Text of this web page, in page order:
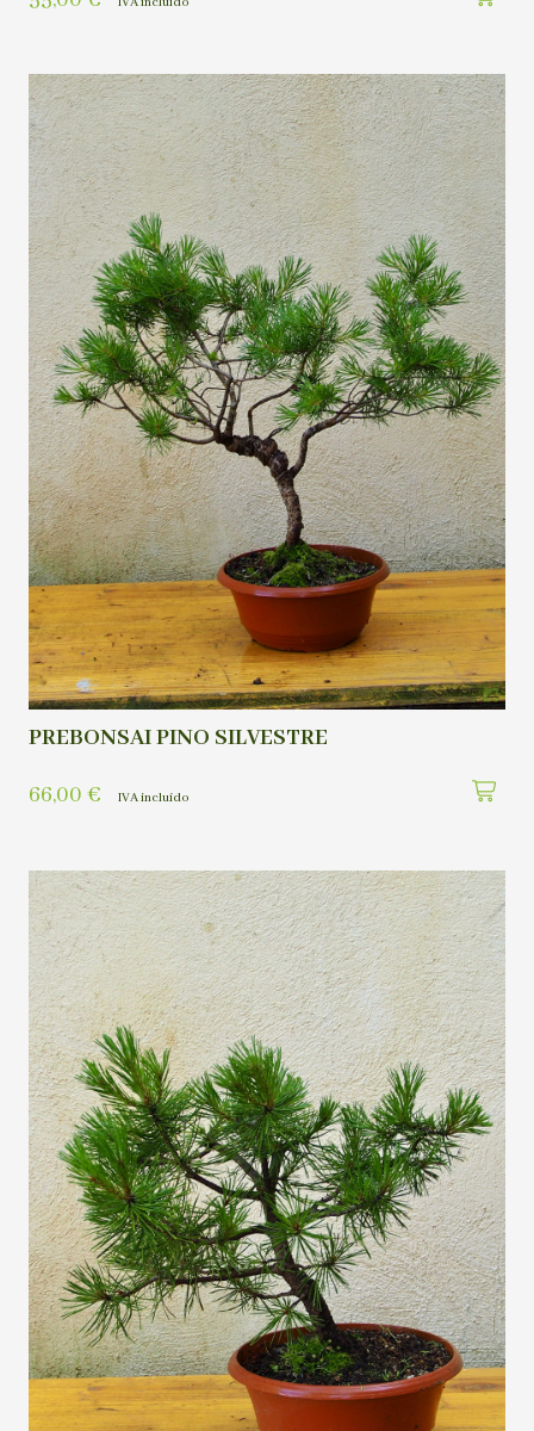
PREBONSAI PINO SILVESTRE
66,00 € IVA incluído